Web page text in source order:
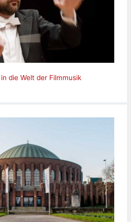
die Welt der Filmmusik